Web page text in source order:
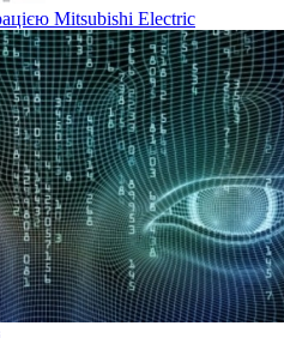
Mitsubishi Electric